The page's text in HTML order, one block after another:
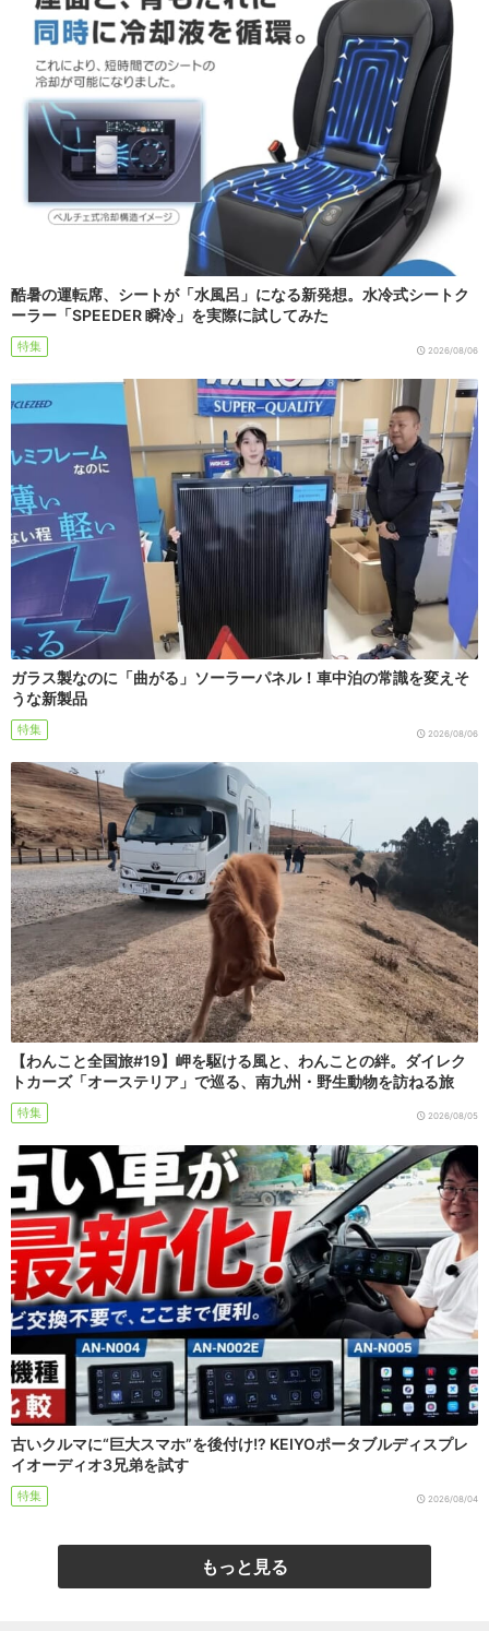
酷暑の運転席、シートが「水風呂」になる新発想。水冷式シートク
ーラー「SPEEDER 瞬冷」を実際に試してみた
特集 2026/08/06
ガラス製なのに「曲がる」ソーラーパネル！車中泊の常識を変えそ
うな新製品
特集 2026/08/06
【わんこと全国旅#19】岬を駆ける風と、わんことの絆。ダイレク
トカーズ「オーステリア」で巡る、南九州・野生動物を訪ねる旅
特集 2026/08/05
古いクルマに“巨大スマホ”を後付け!? KEIYOポータブルディスプレ
イオーディオ3兄弟を試す
特集 2026/08/04
もっと見る